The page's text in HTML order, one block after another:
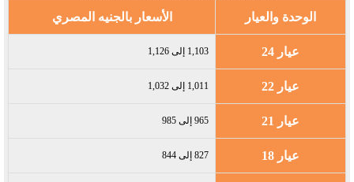
الوحدة والعيار الأسعار بالجنيه المصري
عيار 24 1,103 إلى 1,126
عيار 22 1,011 إلى 1,032
عيار 21 965 إلى 985
عيار 18 827 إلى 844